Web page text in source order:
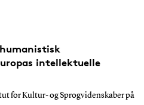
intellektuelle
for Kultur- og Sprogvidenskaber på